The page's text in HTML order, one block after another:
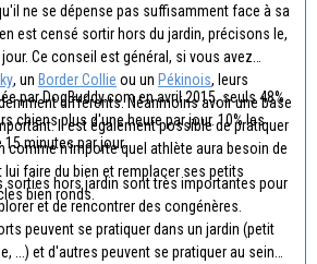
ne se dépense pas suffisamment face à sa
est censé sortir hors du jardin, précisons le,
Ce conseil est général, si vous avez
, un Border Collie ou un Pékinois, leurs
différents. Néanmoins avoir une base
Il est également possible de pratiquer
comme n'importe quel athlète aura besoin de
faire du bien et remplacer ses petits
bien ronds.
par DogBuddy.com en avril 2015, seuls 48%
chiens plus d'une heure par jour. 10% les
minutes par jour.
sorties hors jardin sont très importantes pour
et de rencontrer des congénères.
peuvent se pratiquer dans un jardin (petit
...) et d'autres peuvent se pratiquer au sein